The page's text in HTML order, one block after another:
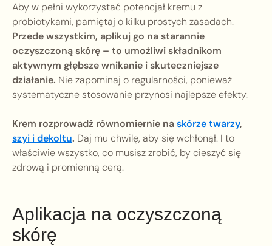
Aby w pełni wykorzystać potencjał kremu z
probiotykami, pamiętaj o kilku prostych zasadach.
Przede wszystkim, aplikuj go na starannie
oczyszczoną skórę – to umożliwi składnikom
aktywnym głębsze wnikanie i skuteczniejsze
działanie. Nie zapominaj o regularności, ponieważ
systematyczne stosowanie przynosi najlepsze efekty.
Krem rozprowadź równomiernie naskórze twarzy,
szyi i dekoltu. Daj mu chwilę, aby się wchłonął. I to
właściwie wszystko, co musisz zrobić, by cieszyć się
zdrową i promienną cerą.
Aplikacja na oczyszczoną
skórę